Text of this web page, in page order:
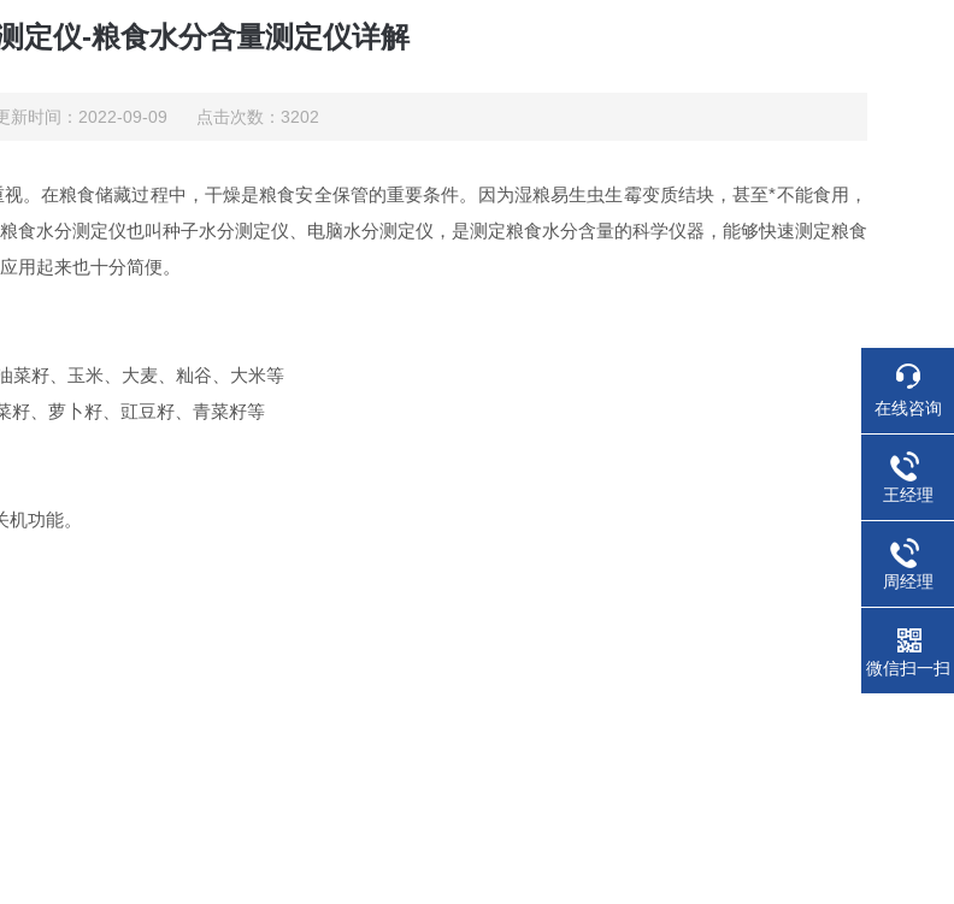
定仪-粮食水分含量测定仪详解
新时间：2022-09-09 点击次数：3202
。在粮食储藏过程中，干燥是粮食安全保管的重要条件。因为湿粮易生虫生霉变质结块，甚至*不能食用，
食水分测定仪也叫种子水分测定仪、电脑水分测定仪，是测定粮食水分含量的科学仪器，能够快速测定粮食
用起来也十分简便。
菜籽、玉米、大麦、籼谷、大米等
籽、萝卜籽、豇豆籽、青菜籽等
功能。
在线咨询
王经理
周经理
微信扫一扫